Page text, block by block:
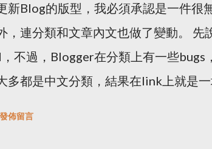
言論自由時，我其實是一頭問號的，
服務法》草案，這篇文章出自於我的
職務無關。 如果最近注意一下網路
人在社群平台，如Facebook或是其他
是要你支持台灣農產品、台灣製的產
新Blog的版型，我必須承認是一件很
，連分類和文章內文也做了變動。 先
不過，Blogger在分類上有一些bugs
多都是中文分類，結果在link上就是
發佈留言